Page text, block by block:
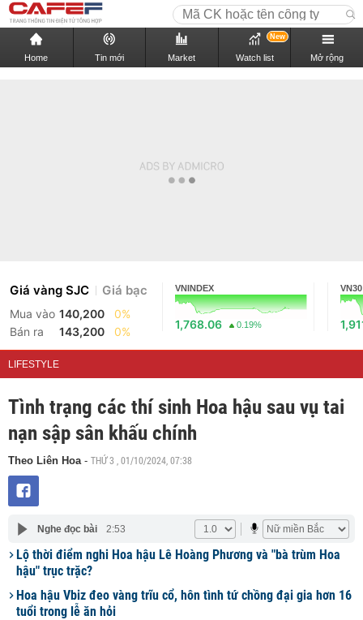
Home Tin mới Market Watch list
New
Mở rộng
Giá vàng SJC Giá bạc
Mua vào 140,200
0%
Bán ra
143,200 0%
VNINDEX
1,768.06 0.19%
VN30
LIFESTYLE
Tình trạng các thí sinh Hoa hậu sau vụ tai
nạn sập sân khấu chính
Theo Liên Hoa - THỨ 3 , 01/10/2024, 07:38
Nghe đọc bài 2:53
Lộ thời điểm nghi Hoa hậu Lê Hoàng Phương và "bà trùm Hoa
hậu" trục trặc?
Hoa hậu Vbiz đeo vàng trĩu cổ, hôn tình tứ chồng đại gia hơn 16
tuổi trong lễ ăn hỏi